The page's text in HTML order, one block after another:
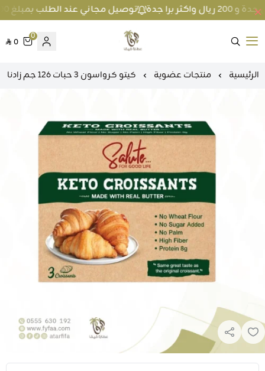
توصيل مجاني عند الطلب بمبلغ 100 ريال واكثر داخل جدة و 200 ريال واكثر برا جدة
متجر عطارة فيفا
0
0
الرئيسية منتجات عضوية كيتو كرواسون 3 حبات 126 جم زادنا